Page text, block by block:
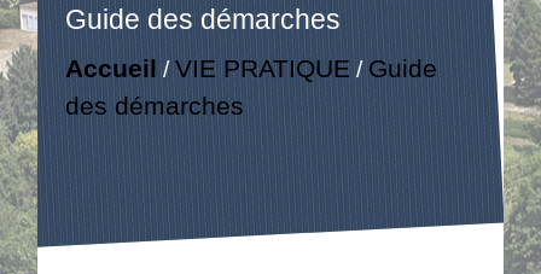
Guide des démarches
Accueil /VIE PRATIQUE / Guide
des démarches